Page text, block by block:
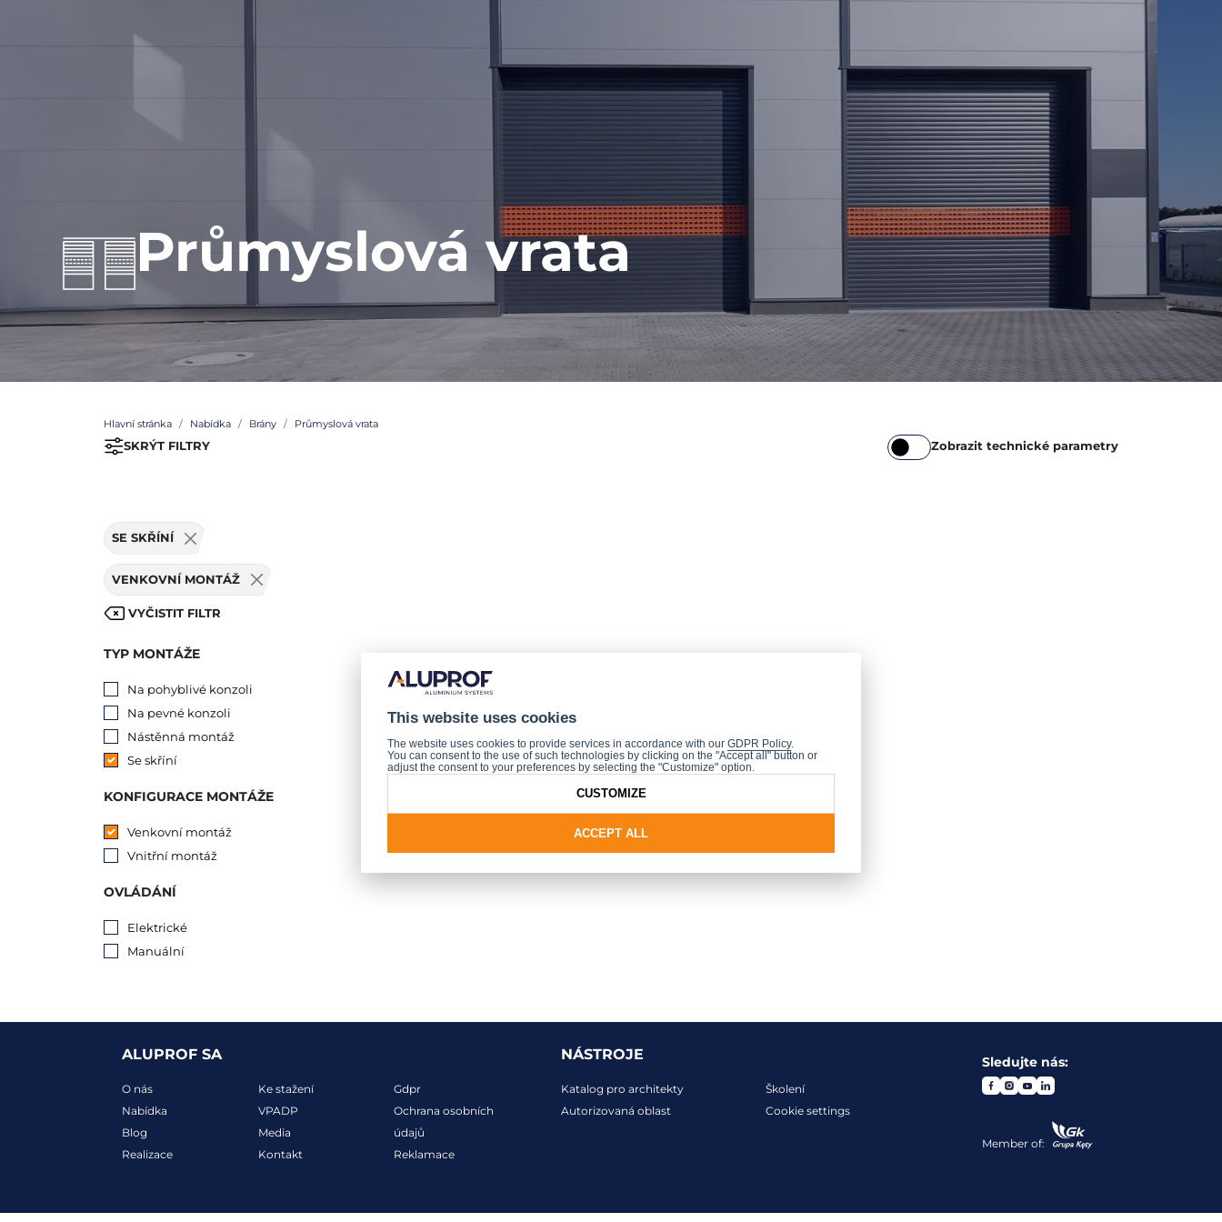
Průmyslová vrata
Hlavní stránka Nabídka Brány Průmyslová vrata
SKRÝT FILTRY Zobrazit technické parametry
SE SKŘÍNÍ
VENKOVNÍ MONTÁŽ
VYČISTIT FILTR
TYP MONTÁŽE
Na pohyblivé konzoli
Na pevné konzoli
Nástěnná montáž
Se skříní
KONFIGURACE MONTÁŽE
Venkovní montáž
Vnitřní montáž
OVLÁDÁNÍ
Elektrické
Manuální
ALUPROF SA
O nás
Nabídka
Blog
Realizace
Ke stažení
VPADP
Media
Kontakt
Gdpr
Ochrana osobních
údajů
Reklamace
NÁSTROJE
Katalog pro architekty
Autorizovaná oblast
Školení
Cookie settings
Sledujte nás:
Member of:
This website uses cookies
The website uses cookies to provide services in accordance with our GDPR Policy.
You can consent to the use of such technologies by clicking on the "Accept all" button or
adjust the consent to your preferences by selecting the "Customize" option.
ACCEPT ALL
CUSTOMIZE